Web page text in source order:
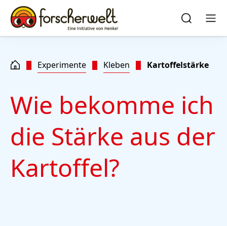
Zu Hauptinhalt springen
Zu Footer springen
quick
search
Experimente Kleben Kartoffelstärke
Wie bekomme ich
die Stärke aus der
Kartoffel?